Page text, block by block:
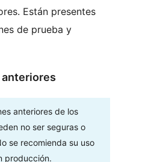
Están presentes
de prueba y
anteriores de los
no ser seguras o
se recomienda su uso
producción.